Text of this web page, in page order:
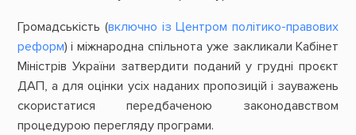
Громадськість (включно із Центром політико-правових
реформ) і міжнародна спільнота уже закликали Кабінет
Міністрів України затвердити поданий у грудні проєкт
ДАП, а для оцінки усіх наданих пропозицій і зауважень
скористатися передбаченою законодавством
процедурою перегляду програми.